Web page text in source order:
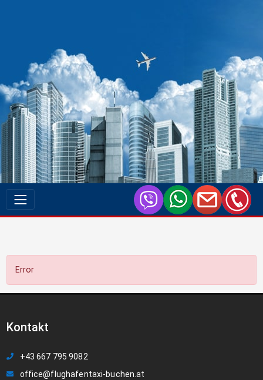
Error
Kontakt
+43 667 795 9082
office@flughafentaxi-buchen.at